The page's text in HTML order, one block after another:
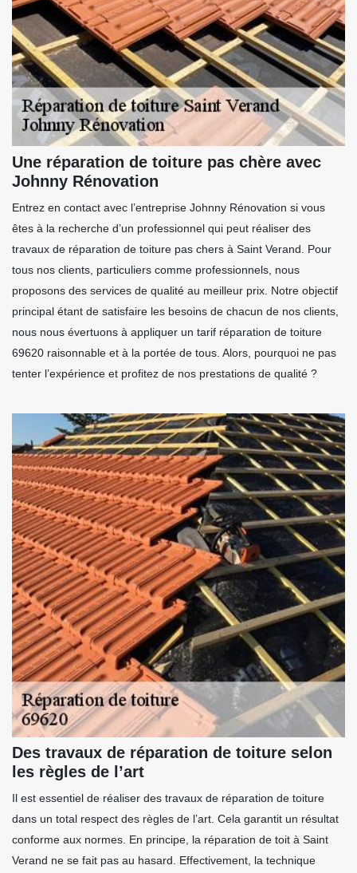
Une réparation de toiture pas chère avec
Johnny Rénovation
Entrez en contact avec l’entreprise Johnny Rénovation si vous
êtes à la recherche d’un professionnel qui peut réaliser des
travaux de réparation de toiture pas chers à Saint Verand. Pour
tous nos clients, particuliers comme professionnels, nous
proposons des services de qualité au meilleur prix. Notre objectif
principal étant de satisfaire les besoins de chacun de nos clients,
nous nous évertuons à appliquer un tarif réparation de toiture
69620 raisonnable et à la portée de tous. Alors, pourquoi ne pas
tenter l’expérience et profitez de nos prestations de qualité ?
Des travaux de réparation de toiture selon
les règles de l’art
Il est essentiel de réaliser des travaux de réparation de toiture
dans un total respect des règles de l’art. Cela garantit un résultat
conforme aux normes. En principe, la réparation de toit à Saint
Verand ne se fait pas au hasard. Effectivement, la technique